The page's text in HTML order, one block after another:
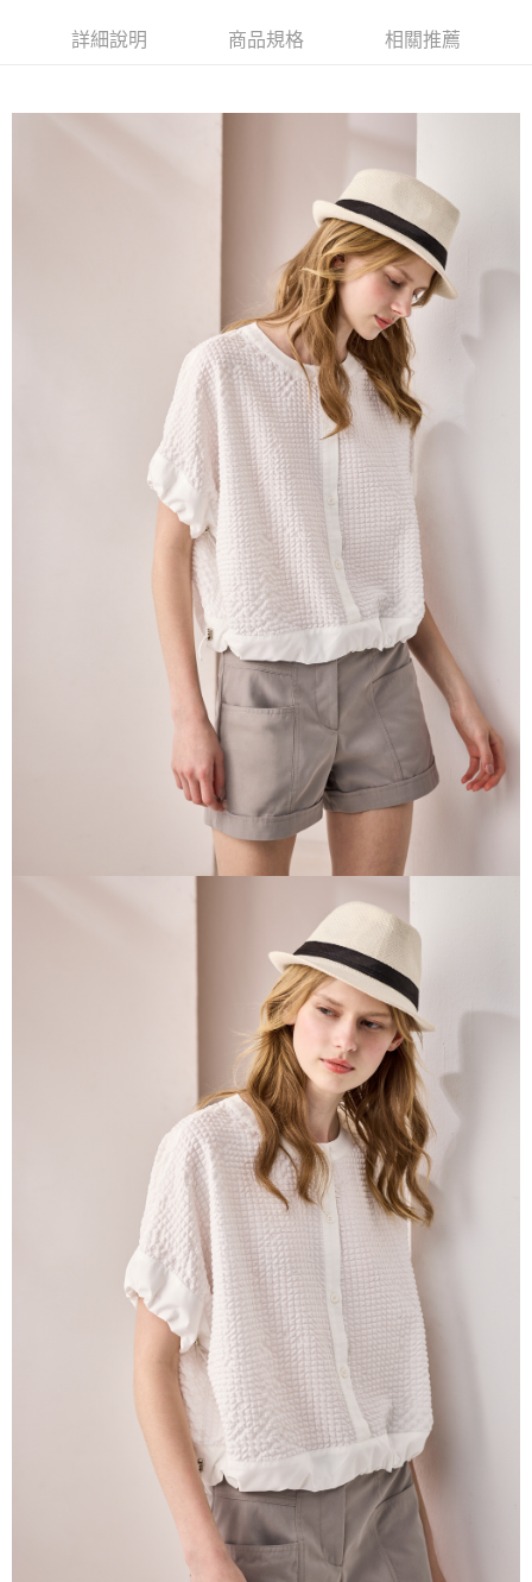
3.實際核准額度、可分期數及費用金額請依後續交易確認頁面所載為準。
4.訂單成立30分鐘內，如未前往確認交易或遇審核未通過，訂單將自動取
【繳款方式說明】
2.透過簡訊連結打開帳單後，可選擇「超商條碼／台灣大直營門市／銀行轉
帳／街口支付／iPASS MONEY」等通路繳費。
1.本服務係由「台灣大哥大股份有限公司」（以下簡稱本公司）所提供，讓
用戶於交易時，得透過本服務購買商品或服務，並由商店將買賣／分期付款
買賣價金債權讓與本公司後，依約使用本公司帳單繳交帳款。
2.基於同意付款使用「大哥付你分期」之契約關係目的，商店將以您的個人
資料（包含姓名、電話或地址）提供予台灣大哥大進項蒐集、處理及利用，
由本公司與您本人進行分期帳單所需資料之確認、核對及更正。
3.完整用戶服務條款，請詳閱以下連結：https://oppay.tw/userRule
全家取貨付款
付款後全家取貨
每筆NT$60，滿NT$1,000(含以上)免運費
每筆NT$60，滿NT$1,000(含以上)免運費
每筆NT$80，滿NT$1,000(含以上)免運費
詳細說明 商品規格 相關推薦